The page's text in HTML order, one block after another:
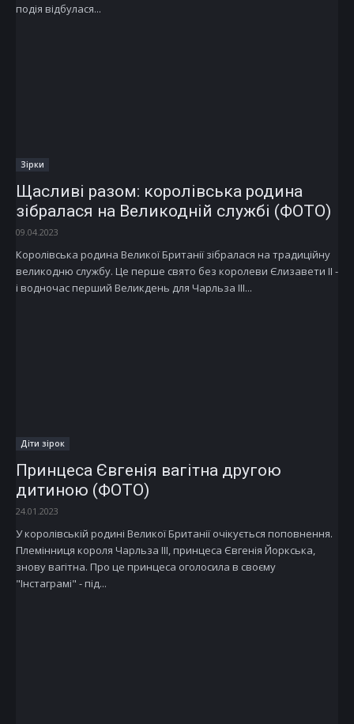
подія відбулася...
Зірки
Щасливі разом: королівська родина
зібралася на Великодній службі (ФОТО)
09.04.2023
Королівська родина Великої Британії зібралася на традиційну
великодню службу. Це перше свято без королеви Єлизавети II -
і водночас перший Великдень для Чарльза III...
Діти зірок
Принцеса Євгенія вагітна другою
дитиною (ФОТО)
24.01.2023
У королівській родині Великої Британії очікується поповнення.
Племінниця короля Чарльза III, принцеса Євгенія Йоркська,
знову вагітна. Про це принцеса оголосила в своєму
"Інстаграмі" - під...